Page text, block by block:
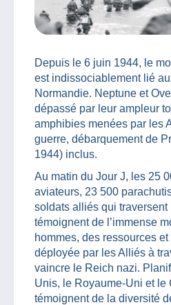
Depuis le 6 juin 1944, le
est indissociablement lié
Normandie. Neptune et
dépassé par leur ampleur
amphibies menées par les
guerre, débarquement de
1944) inclus.
Au matin du Jour J, les 25
aviateurs, 23 500
soldats alliés qui traversent
témoignent de l’immense
hommes, des ressources
déployée par les Alliés à
vaincre le Reich nazi.
Unis, le Royaume-Uni et le
témoignent de la diversité